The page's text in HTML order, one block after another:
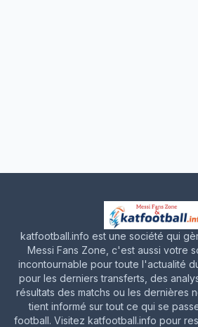
katfootball.info est une société qui
Messi Fans Zone, c'est aussi votre
incontournable pour toute l'actualité
pour les derniers transferts, des
résultats des matchs ou les dernières
tient informé sur tout ce qui se
football. Visitez katfootball.info pour